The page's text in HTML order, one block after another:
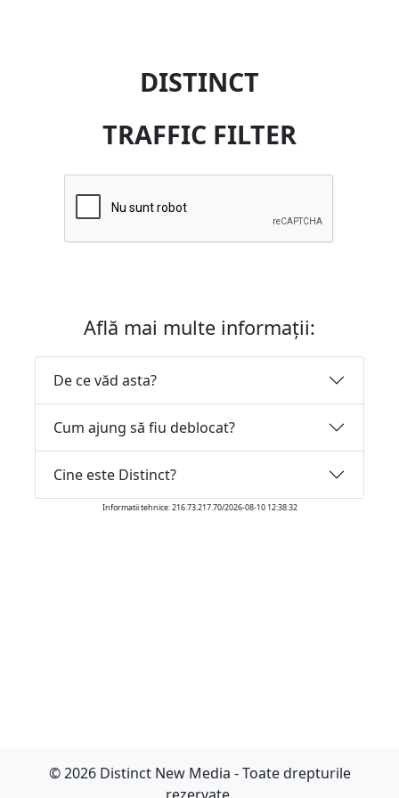
DISTINCT
TRAFFIC FILTER
Află mai multe informații:
De ce văd asta?
Cum ajung să fiu deblocat?
Cine este Distinct?
Informatii tehnice: 216.73.217.70/2026-08-10 12:38:32
© 2026 Distinct New Media - Toate drepturile